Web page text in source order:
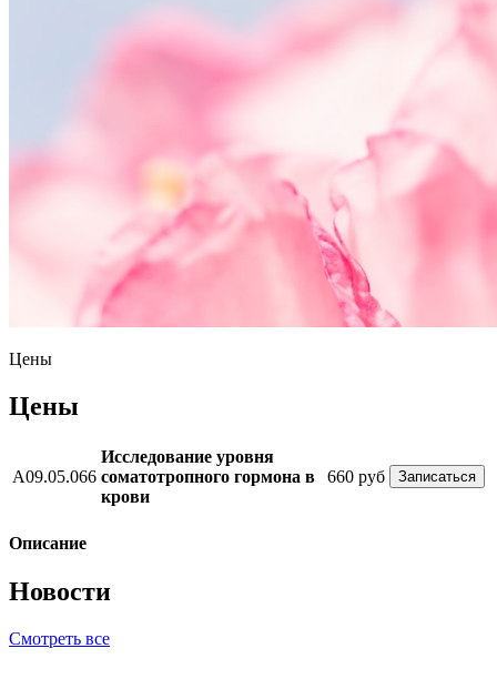
Цены
Цены
A09.05.066
Исследование уровня
соматотропного гормона в
крови
660 руб Записаться
Описание
Новости
Смотреть все